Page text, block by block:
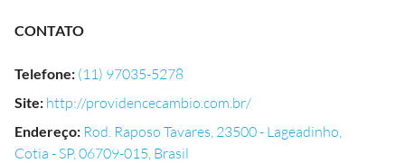
CONTATO
Telefone: (11) 97035-5278
Site: http://providencecambio.com.br/
Endereço: Rod. Raposo Tavares, 23500 - Lageadinho,
Cotia - SP, 06709-015, Brasil